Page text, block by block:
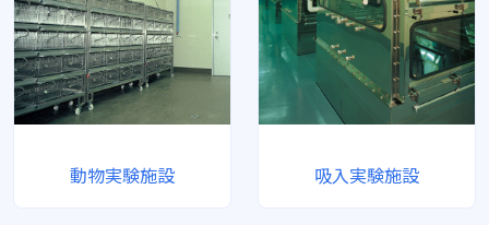
動物実験施設 吸入実験施設